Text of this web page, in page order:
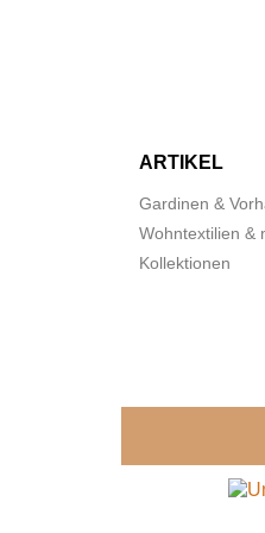
ARTIKEL
Gardinen &
Wohntextilien &
Kollektionen